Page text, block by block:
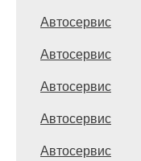
Автосервис
Автосервис
Автосервис
Автосервис
Автосервис